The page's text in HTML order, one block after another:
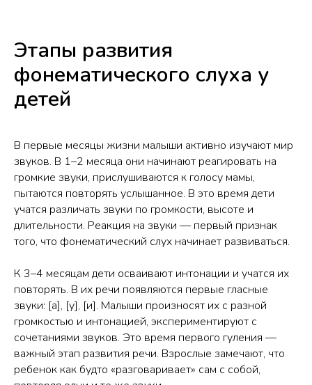
Этапы развития
фонематического слуха у
детей
В первые месяцы жизни малыши активно изучают мир
звуков. В 1–2 месяца они начинают реагировать на
громкие звуки, прислушиваются к голосу мамы,
пытаются повторять услышанное. В это время дети
учатся различать звуки по громкости, высоте и
длительности. Реакция на звуки — первый признак
того, что фонематический слух начинает развиваться.
К 3–4 месяцам дети осваивают интонации и учатся их
повторять. В их речи появляются первые гласные
звуки: [а], [у], [и]. Малыши произносят их с разной
громкостью и интонацией, экспериментируют с
сочетаниями звуков. Это время первого гуления —
важный этап развития речи. Взрослые замечают, что
ребенок как будто «разговаривает» сам с собой,